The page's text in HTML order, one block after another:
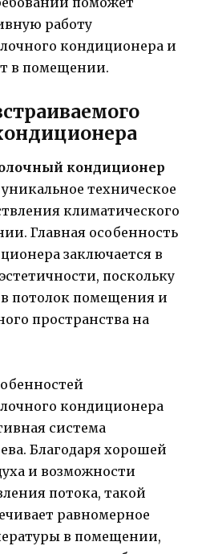
работу
кондиционера и
в помещении.
кондиционер
техническое
климатического
Главная особенность
заключается в
поскольку
в потолок помещения и
пространства на
кондиционера
система
Благодаря хорошей
и возможности
потока, такой
равномерное
в помещении,